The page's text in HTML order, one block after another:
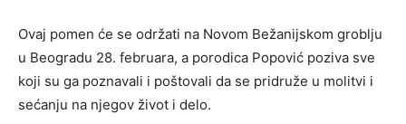
Ovaj pomen će se održati na Novom Bežanijskom groblju
u Beogradu 28. februara, a porodica Popović poziva sve
koji su ga poznavali i poštovali da se pridruže u molitvi i
sećanju na njegov život i delo.